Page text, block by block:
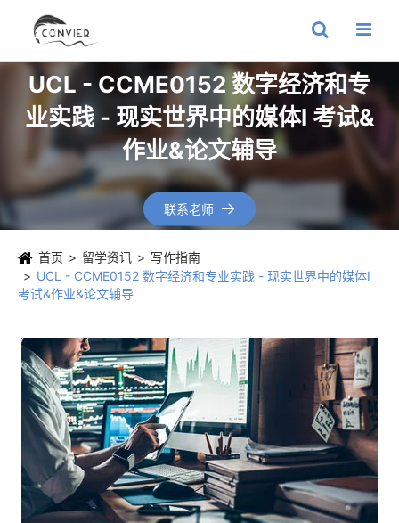
UCL - CCME0152 数字经济和专
业实践 - 现实世界中的媒体I 考试&
作业&论文辅导
联系老师 
首页 留学资讯
写作指南
UCL - CCME0152 数字经济和专业实践 - 现实世界中的媒体I
考试&作业&论文辅导